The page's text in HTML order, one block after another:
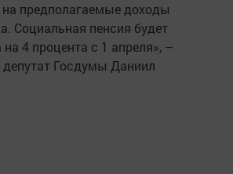
предполагаемые доходы
Социальная пенсия будет
4 процента с 1 апреля», –
Госдумы Даниил